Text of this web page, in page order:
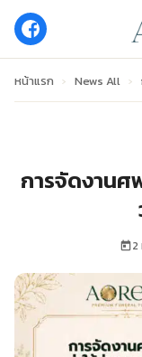
หน้าแรก › News All ›
การจัดงานศ